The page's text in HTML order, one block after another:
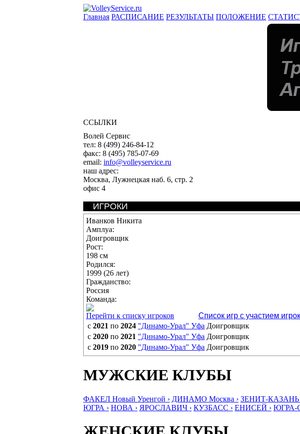
Главная РАСПИСАНИЕ РЕЗУЛЬТАТЫ ПОЛОЖЕНИЕ
ССЫЛКИ
Волей Сервис
тел: 8 (499) 246-84-12
факс: 8 (495) 785-07-69
email: info@volleyservice.ru
наш адрес:
Москва, Лужнецкая наб. 6, стр. 2
офис 4
ИГРОКИ
Иванков Никита
Амплуа:
Доигровщик
Рост:
198 см
Родился:
1999 (26 лет)
Гражданство:
Россия
Команда:
Перейти к списку игроков
Список игр с участием
с 2021 по 2024 "Динамо-Урал" Уфа Доигровщик
с 2020 по 2021 "Динамо-Урал" Уфа Доигровщик
с 2019 по 2020 "Динамо-Урал" Уфа Доигровщик
МУЖСКИЕ КЛУБЫ
ФАКЕЛ Новый Уренгой › ДИНАМО Москва › ЗЕНИТ-КАЗАНЬ
ЮГРА › НОВА › ЯРОСЛАВИЧ › КУЗБАСС › ЕНИСЕЙ › ЮГРА-